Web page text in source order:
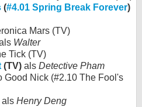
(#4.01 Spring Break Forever)
Mars (TV)
Walter
Tick (TV)
(TV) als Detective Pham
Good Nick (#2.10 The Fool's
als Henry Deng